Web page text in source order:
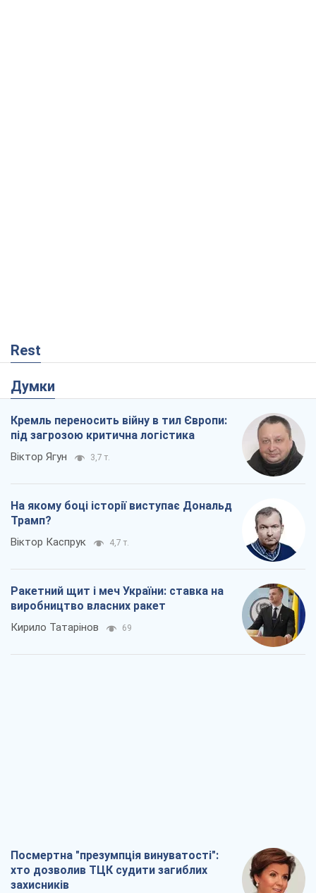
Rest
Думки
Кремль переносить війну в тил Європи:
під загрозою критична логістика
Віктор Ягун 3,7 т.
На якому боці історії виступає Дональд
Трамп?
Віктор Каспрук 4,7 т.
Ракетний щит і меч України: ставка на
виробництво власних ракет
Кирило Татарінов 69
Посмертна "презумпція винуватості":
хто дозволив ТЦК судити загиблих
захисників